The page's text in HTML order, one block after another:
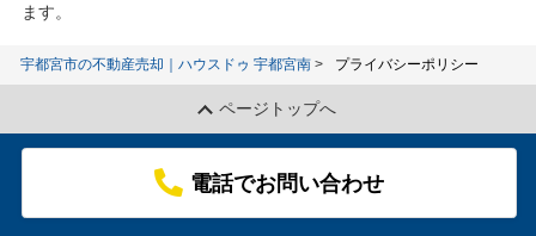
ます。
宇都宮市の不動産売却｜ハウスドゥ 宇都宮南 プライバシーポリシー
ページトップへ
電話でお問い合わせ